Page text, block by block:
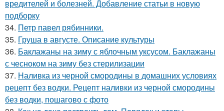
вредителей и болезней. Добавление статьи в новую
подборку
34. Петр павел рябинники.
35. Груша в августе. Описание культуры
36. Баклажаны на зиму с яблочным уксусом. Баклажаны
с чесноком на зиму без стерилизации
37. Наливка из черной смородины в домашних условиях
рецепт без водки. Рецепт наливки из черной смородины
без водки, пошагово с фото